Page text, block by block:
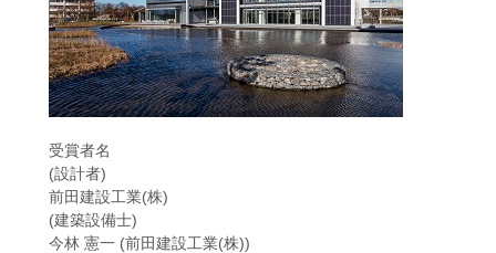
受賞者名
(設計者)
前田建設工業(株)
(建築設備士)
今林 憲一 (前田建設工業(株))